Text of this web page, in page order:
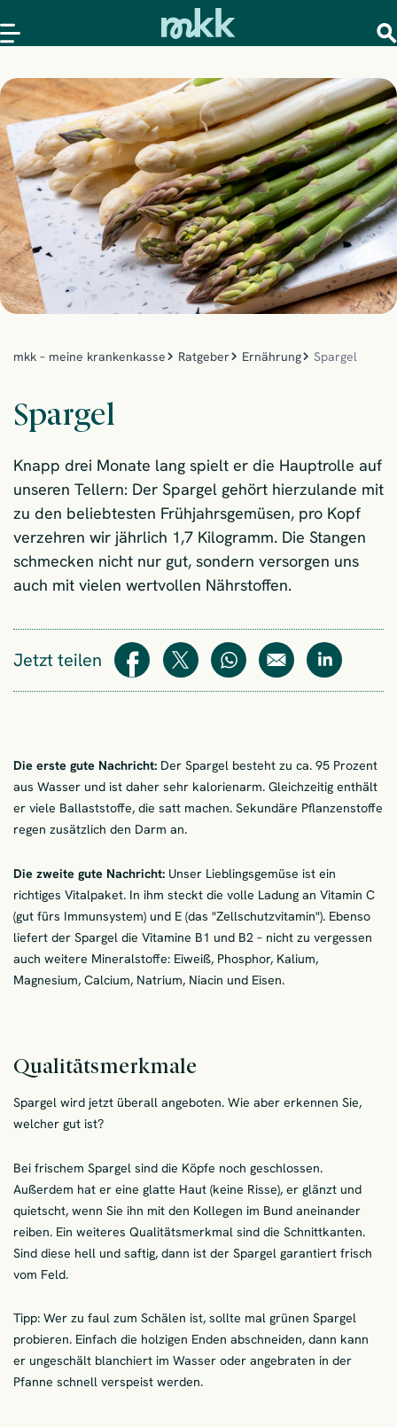
mkk – meine krankenkasse Ratgeber Ernährung Spargel
Spargel
Knapp drei Monate lang spielt er die Hauptrolle auf
unseren Tellern: Der Spargel gehört hierzulande mit
zu den beliebtesten Frühjahrsgemüsen, pro Kopf
verzehren wir jährlich 1,7 Kilogramm. Die Stangen
schmecken nicht nur gut, sondern versorgen uns
auch mit vielen wertvollen Nährstoffen.
Jetzt teilen Teilen Teilen WhatsAppE-Mail Teilen
Die erste gute Nachricht: Der Spargel besteht zu ca. 95 Prozent
aus Wasser und ist daher sehr kalorienarm. Gleichzeitig enthält
er viele Ballaststoffe, die satt machen. Sekundäre Pflanzenstoffe
regen zusätzlich den Darm an.
Die zweite gute Nachricht: Unser Lieblingsgemüse ist ein
richtiges Vitalpaket. In ihm steckt die volle Ladung an Vitamin C
(gut fürs Immunsystem) und E (das "Zellschutzvitamin"). Ebenso
liefert der Spargel die Vitamine B1 und B2 – nicht zu vergessen
auch weitere Mineralstoffe: Eiweiß, Phosphor, Kalium,
Magnesium, Calcium, Natrium, Niacin und Eisen.
Qualitätsmerkmale
Spargel wird jetzt überall angeboten. Wie aber erkennen Sie,
welcher gut ist?
Bei frischem Spargel sind die Köpfe noch geschlossen.
Außerdem hat er eine glatte Haut (keine Risse), er glänzt und
quietscht, wenn Sie ihn mit den Kollegen im Bund aneinander
reiben. Ein weiteres Qualitätsmerkmal sind die Schnittkanten.
Sind diese hell und saftig, dann ist der Spargel garantiert frisch
vom Feld.
Tipp: Wer zu faul zum Schälen ist, sollte mal grünen Spargel
probieren. Einfach die holzigen Enden abschneiden, dann kann
er ungeschält blanchiert im Wasser oder angebraten in der
Pfanne schnell verspeist werden.